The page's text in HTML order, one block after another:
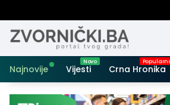
Najnovije Vijesti Crna Hronika